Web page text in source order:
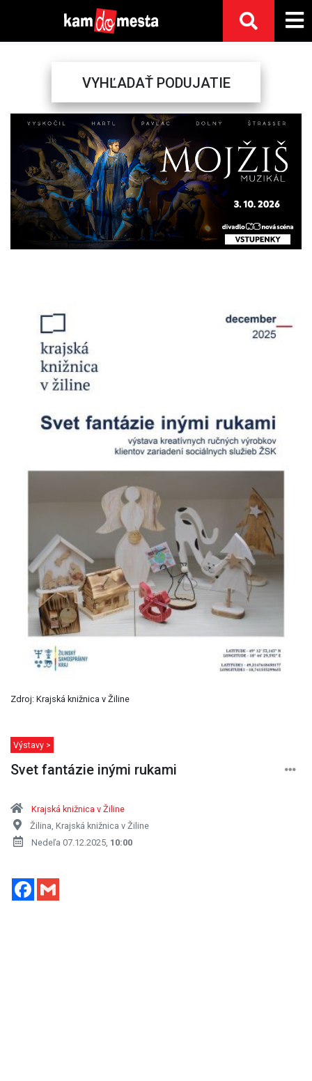
VYHĽADAŤ PODUJATIE
Previous
Zdroj: Krajská knižnica v Žiline
Výstavy >
Svet fantázie inými rukami
Krajská knižnica v Žiline
Žilina, Krajská knižnica v Žiline
Nedeľa 07.12.2025, 10:00
Facebook